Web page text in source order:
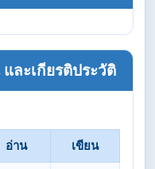
ละเกียรติประวัติ
อ่าน เขียน